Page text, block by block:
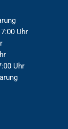
Uhr
Uhr